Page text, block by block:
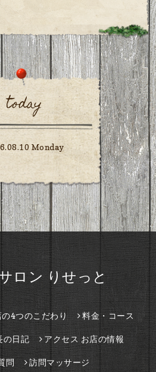
today
Monday
ロン りせっと
の4つのこだわり 料金・コース
の日記 アクセス お店の情報
問 訪問マッサージ